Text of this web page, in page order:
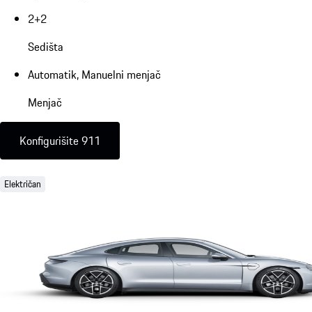
2+2
Sedišta
Automatik, Manuelni menjač
Menjač
Konfigurišite 911
Električan